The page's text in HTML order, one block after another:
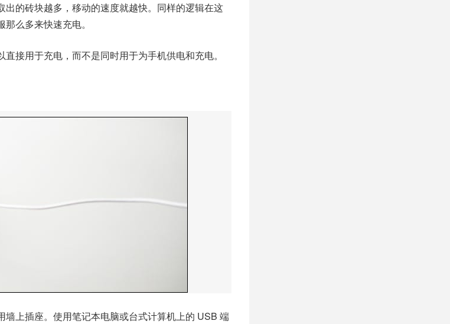
的砖块越多，移动的速度就越快。同样的逻辑在这
么多来快速充电。
接用于充电，而不是同时用于为手机供电和充电。
上插座。使用笔记本电脑或台式计算机上的 USB 端